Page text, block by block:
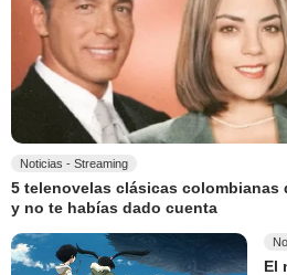
Noticias - Streaming
5 telenovelas clásicas colombianas
y no te habías dado cuenta
El